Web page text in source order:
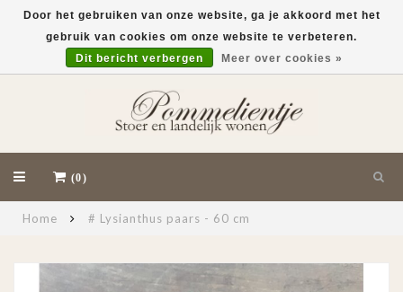
(0)
Home # Lysianthus paars - 60 cm
Door het gebruiken van onze website, ga je akkoord met het
gebruik van cookies om onze website te verbeteren.
Dit bericht verbergen
Meer over cookies »